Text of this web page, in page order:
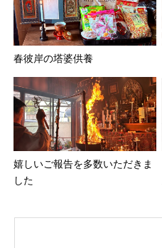
春彼岸の塔婆供養
嬉しいご報告を多数いただきま
した